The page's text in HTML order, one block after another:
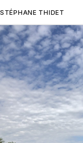
STÉPHANE THIDET